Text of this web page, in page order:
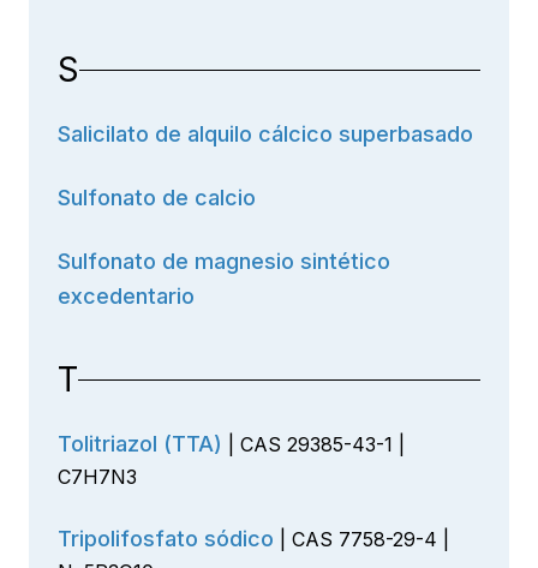
S
Salicilato de alquilo cálcico superbasado
Sulfonato de calcio
Sulfonato de magnesio sintético
excedentario
T
Tolitriazol (TTA) | CAS 29385-43-1 |
C7H7N3
Tripolifosfato sódico | CAS 7758-29-4 |